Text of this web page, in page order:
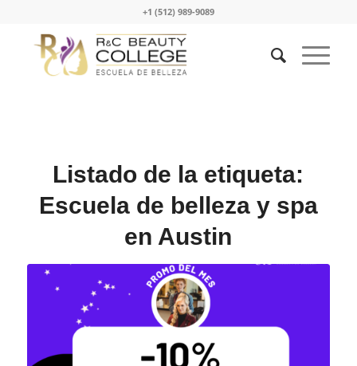
+1 (512) 989-9089
Listado de la etiqueta:
Escuela de belleza y spa
en Austin